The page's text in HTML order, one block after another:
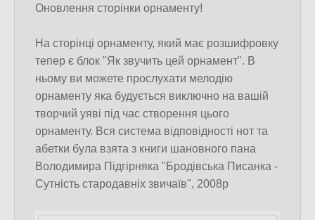
Оновлення сторінки орнаменту!
На сторінці орнаменту, який має розшифровку
тепер є блок "Як звучить цей орнамент". В
ньому ви можете прослухати мелодію
орнаменту яка будується виключно на вашій
творчий уяві під час створення цього
орнаменту. Вся система відповідності нот та
абетки була взята з книги шановного пана
Володимира Підгірняка "Бродівська Писанка -
Сутність стародавніх звичаїв", 2008р